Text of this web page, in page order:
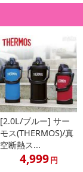
[2.0L/ブルー] サー
モス(THERMOS)/真
空断熱ス...
4,999円